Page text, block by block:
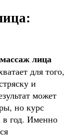
лица
для того,
и
может
но курс
в год. Именно